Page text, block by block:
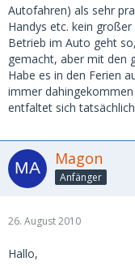
Autofahren) als sehr
Handys etc. kein
Betrieb im Auto geht
gemacht, aber mit den
Habe es in den Ferien
immer
entfaltet sich
Magon
Anfänger
26. August 2010
Hallo,